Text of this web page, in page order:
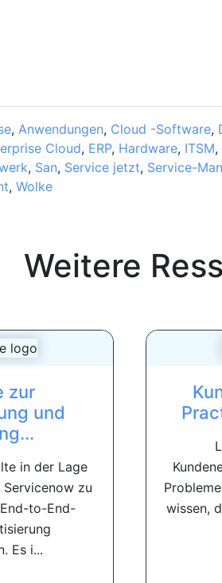
, Anwendungen, Cloud -Software,
Cloud, ERP, Hardware, ITSM,
, San, Service jetzt, Service-
, Wolke
Weitere
zur
und
in der Lage
zu
to-End-
Es i...
wissen,